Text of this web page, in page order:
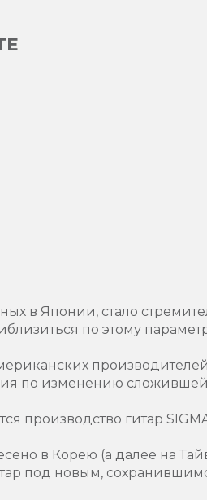
в Японии, стало
по этому
по изменению
производство гитар
в Корею (а далее на
под новым,